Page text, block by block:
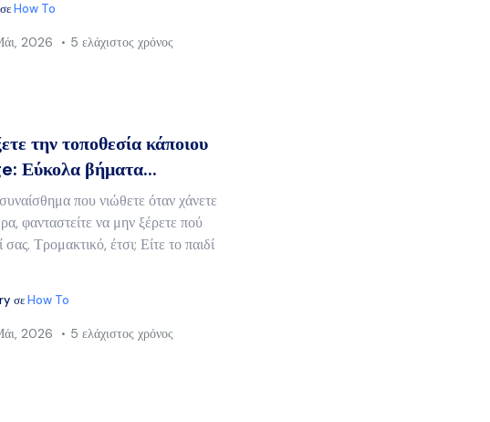
σεHow To
2026
5 ελάχιστος χρόνος
την τοποθεσία κάποιου
Εύκολα βήματα...
που νιώθετε όταν χάνετε
φανταστείτε να μην ξέρετε πού
σας. Τρομακτικό, έτσι; Είτε το παιδί
σεHow To
2026
5 ελάχιστος χρόνος